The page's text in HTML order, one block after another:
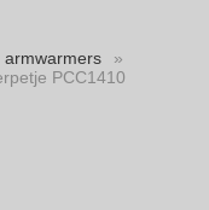
armwarmers
»
PCC1410